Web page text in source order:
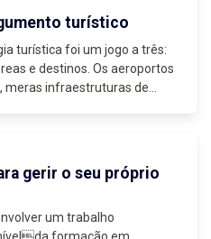
turístico
turística foi um jogo a três:
e destinos. Os aeroportos
meras infraestruturas de
gerir o seu próprio
um trabalho